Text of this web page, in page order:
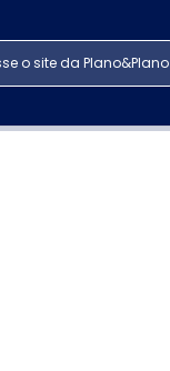
o site da Plano&Plano